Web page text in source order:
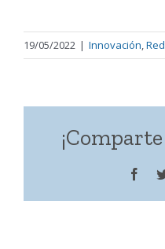
19/05/2022 | Innovación